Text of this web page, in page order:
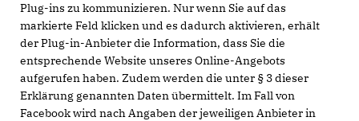
Plug-ins zu kommunizieren. Nur wenn Sie auf das
markierte Feld klicken und es dadurch aktivieren, erhält
der Plug-in-Anbieter die Information, dass Sie die
entsprechende Website unseres Online-Angebots
aufgerufen haben. Zudem werden die unter § 3 dieser
Erklärung genannten Daten übermittelt. Im Fall von
Facebook wird nach Angaben der jeweiligen Anbieter in